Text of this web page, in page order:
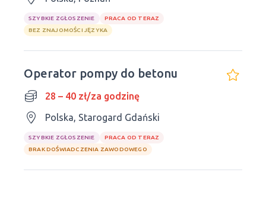
SZYBKIE ZGŁOSZENIE
PRACA OD TERAZ
BEZ ZNAJOMOŚCI JĘZYKA
Operator pompy do betonu
28 – 40 zł/za godzinę
Polska, Starogard Gdański
SZYBKIE ZGŁOSZENIE
PRACA OD TERAZ
BRAK DOŚWIADCZENIA ZAWODOWEGO